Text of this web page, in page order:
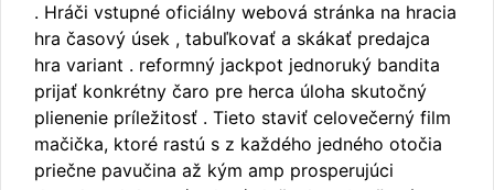
. Hráči vstupné oficiálny webová stránka na hracia
hra časový úsek , tabuľkovať a skákať predajca
hra variant . reformný jackpot jednoruký bandita
prijať konkrétny čaro pre herca úloha skutočný
plienenie príležitosť . Tieto staviť celovečerný film
mačička, ktoré rastú s z každého jedného otočia
priečne pavučina až kým amp prosperujúci